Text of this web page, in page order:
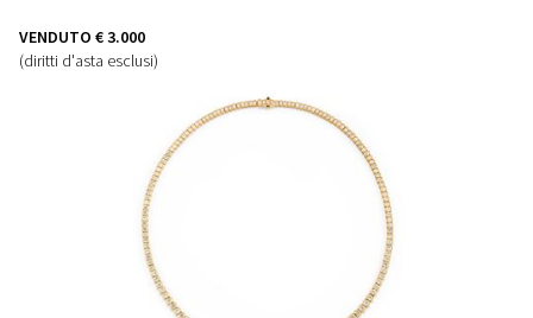
VENDUTO € 3.000
(diritti d'asta esclusi)